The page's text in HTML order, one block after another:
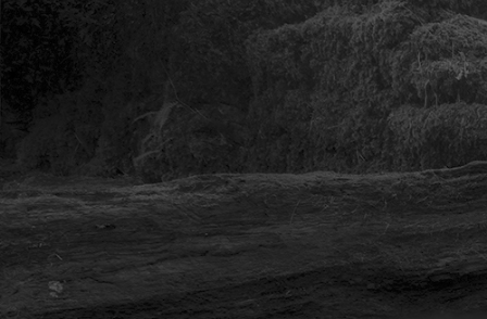
Para la página web rochedor.fr, los popups
deberían autorizarse. Se utilizan para mostrar
grandes fotos y mapas dinámicos. No hay riesgo
de publicidad de nuestra parte.